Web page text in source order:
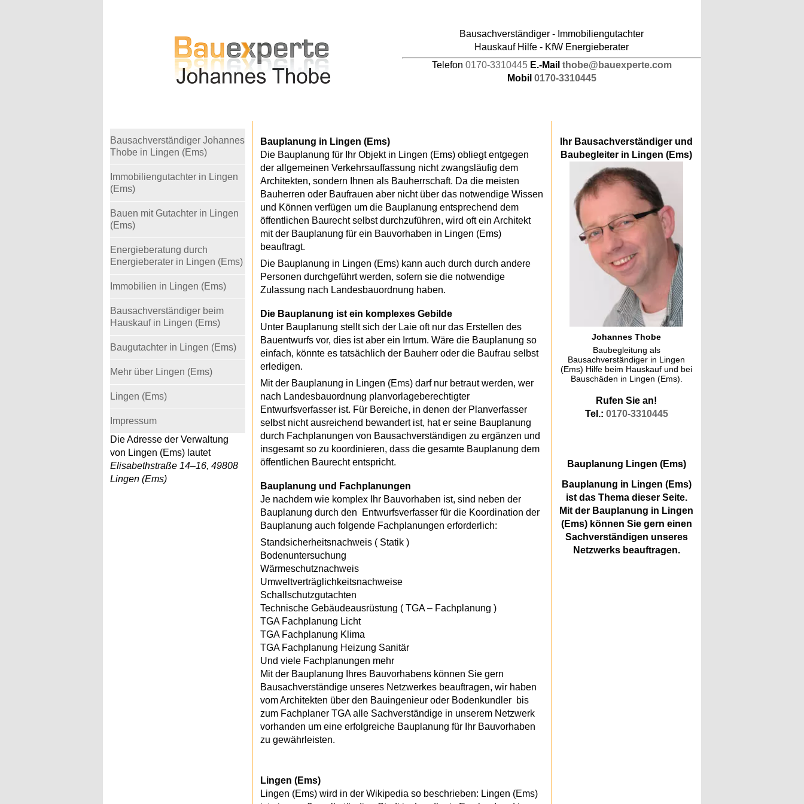
Bausachverständiger - Immobiliengutachter
Hauskauf Hilfe - KfW Energieberater
Telefon 0170-3310445 E.-Mail thobe@bauexperte.com
Mobil 0170-3310445
Ihr Bausachverständiger und
Baubegleiter in Lingen (Ems)
Johannes Thobe
Baubegleitung als
Bausachverständiger in Lingen
(Ems) Hilfe beim Hauskauf und bei
Bauschäden in Lingen (Ems).
Rufen Sie an!
Tel.: 0170-3310445
Bauplanung Lingen (Ems)
Bauplanung in Lingen (Ems)
ist das Thema dieser Seite.
Mit der Bauplanung in Lingen
(Ems) können Sie gern einen
Sachverständigen unseres
Netzwerks beauftragen.
Bauplanung in Lingen (Ems)
Die Bauplanung für Ihr Objekt in Lingen (Ems) obliegt entgegen
der allgemeinen Verkehrsauffassung nicht zwangsläufig dem
Architekten, sondern Ihnen als Bauherrschaft. Da die meisten
Bauherren oder Baufrauen aber nicht über das notwendige Wissen
und Können verfügen um die Bauplanung entsprechend dem
öffentlichen Baurecht selbst durchzuführen, wird oft ein Architekt
mit der Bauplanung für ein Bauvorhaben in Lingen (Ems)
beauftragt.
Die Bauplanung in Lingen (Ems) kann auch durch durch andere
Personen durchgeführt werden, sofern sie die notwendige
Zulassung nach Landesbauordnung haben.
Die Bauplanung ist ein komplexes Gebilde
Unter Bauplanung stellt sich der Laie oft nur das Erstellen des
Bauentwurfs vor, dies ist aber ein Irrtum. Wäre die Bauplanung so
einfach, könnte es tatsächlich der Bauherr oder die Baufrau selbst
erledigen.
Mit der Bauplanung in Lingen (Ems) darf nur betraut werden, wer
nach Landesbauordnung planvorlageberechtigter
Entwurfsverfasser ist. Für Bereiche, in denen der Planverfasser
selbst nicht ausreichend bewandert ist, hat er seine Bauplanung
durch Fachplanungen von Bausachverständigen zu ergänzen und
insgesamt so zu koordinieren, dass die gesamte Bauplanung dem
öffentlichen Baurecht entspricht.
Bauplanung und Fachplanungen
Je nachdem wie komplex Ihr Bauvorhaben ist, sind neben der
Bauplanung durch den Entwurfsverfasser für die Koordination der
Bauplanung auch folgende Fachplanungen erforderlich:
Standsicherheitsnachweis ( Statik )
Bodenuntersuchung
Wärmeschutznachweis
Umweltverträglichkeitsnachweise
Schallschutzgutachten
Technische Gebäudeausrüstung ( TGA – Fachplanung )
TGA Fachplanung Licht
TGA Fachplanung Klima
TGA Fachplanung Heizung Sanitär
Und viele Fachplanungen mehr
Mit der Bauplanung Ihres Bauvorhabens können Sie gern
Bausachverständige unseres Netzwerkes beauftragen, wir haben
vom Architekten über den Bauingenieur oder Bodenkundler bis
zum Fachplaner TGA alle Sachverständige in unserem Netzwerk
vorhanden um eine erfolgreiche Bauplanung für Ihr Bauvorhaben
zu gewährleisten.
Lingen (Ems)
Lingen (Ems) wird in der Wikipedia so beschrieben: Lingen (Ems)
Bausachverständiger Johannes
Thobe in Lingen (Ems)
Immobiliengutachter in Lingen
(Ems)
Bauen mit Gutachter in Lingen
(Ems)
Energieberatung durch
Energieberater in Lingen (Ems)
Immobilien in Lingen (Ems)
Bausachverständiger beim
Hauskauf in Lingen (Ems)
Baugutachter in Lingen (Ems)
Mehr über Lingen (Ems)
Lingen (Ems)
Impressum
Die Adresse der Verwaltung
von Lingen (Ems) lautet
Elisabethstraße 14–16, 49808
Lingen (Ems)